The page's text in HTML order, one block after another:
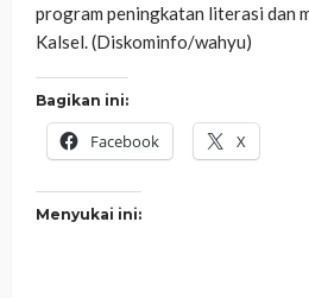
program peningkatan literasi dan
Kalsel. (Diskominfo/wahyu)
Bagikan ini:
Facebook X
Menyukai ini: